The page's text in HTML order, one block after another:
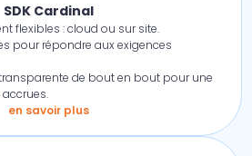
SDK Cardinal
flexibles : cloud ou sur site.
pour répondre aux exigences
de bout en bout pour une
en savoir plus